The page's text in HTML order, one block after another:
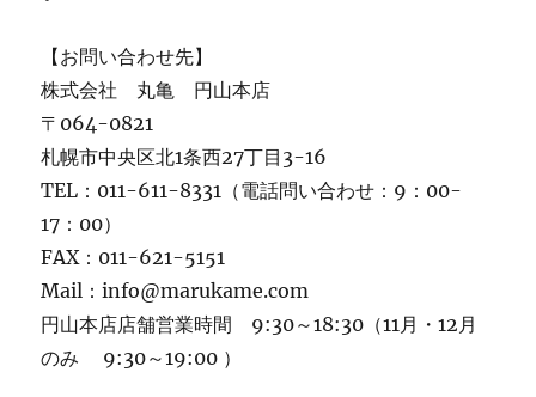
【お問い合わせ先】
株式会社 丸亀 円山本店
〒064-0821
札幌市中央区北1条西27丁目3-16
TEL：011-611-8331（電話問い合わせ：9：00-
17：00）
FAX：011-621-5151
Mail：info@marukame.com
円山本店店舗営業時間 9:30～18:30（11月・12月
のみ 9:30～19:00 ）